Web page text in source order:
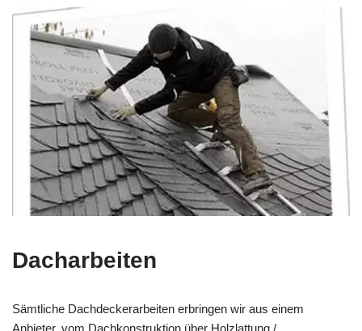
Dacharbeiten
Sämtliche Dachdeckerarbeiten erbringen wir aus einem
Anbieter, vom Dachkonstruktion über Holzlattung /